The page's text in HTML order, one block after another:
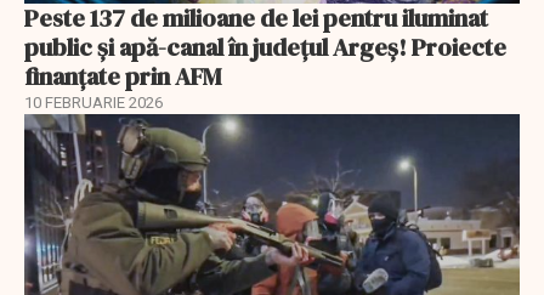
Peste 137 de milioane de lei pentru iluminat
public și apă-canal în județul Argeș! Proiecte
finanțate prin AFM
10 FEBRUARIE 2026